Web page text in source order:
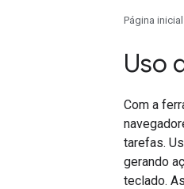
Página inicial
Uso
Com a
tarefas.
gerando
teclado.